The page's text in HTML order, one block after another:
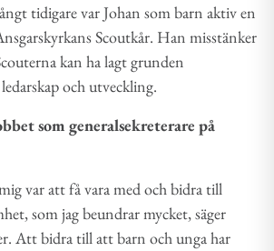
tidigare var Johan som barn aktiv en
Scoutkår. Han misstänker
kan ha lagt grunden
och utveckling.
som generalsekreterare på
var att få vara med och bidra till
som jag beundrar mycket, säger
Att bidra till att barn och unga har